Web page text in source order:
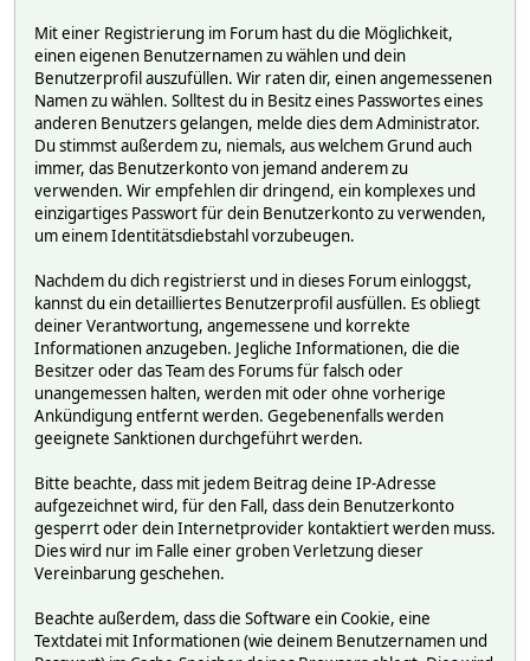
Mit einer Registrierung im Forum hast du die Möglichkeit,
einen eigenen Benutzernamen zu wählen und dein
Benutzerprofil auszufüllen. Wir raten dir, einen angemessenen
Namen zu wählen. Solltest du in Besitz eines Passwortes eines
anderen Benutzers gelangen, melde dies dem Administrator.
Du stimmst außerdem zu, niemals, aus welchem Grund auch
immer, das Benutzerkonto von jemand anderem zu
verwenden. Wir empfehlen dir dringend, ein komplexes und
einzigartiges Passwort für dein Benutzerkonto zu verwenden,
um einem Identitätsdiebstahl vorzubeugen.
Nachdem du dich registrierst und in dieses Forum einloggst,
kannst du ein detailliertes Benutzerprofil ausfüllen. Es obliegt
deiner Verantwortung, angemessene und korrekte
Informationen anzugeben. Jegliche Informationen, die die
Besitzer oder das Team des Forums für falsch oder
unangemessen halten, werden mit oder ohne vorherige
Ankündigung entfernt werden. Gegebenenfalls werden
geeignete Sanktionen durchgeführt werden.
Bitte beachte, dass mit jedem Beitrag deine IP-Adresse
aufgezeichnet wird, für den Fall, dass dein Benutzerkonto
gesperrt oder dein Internetprovider kontaktiert werden muss.
Dies wird nur im Falle einer groben Verletzung dieser
Vereinbarung geschehen.
Beachte außerdem, dass die Software ein Cookie, eine
Textdatei mit Informationen (wie deinem Benutzernamen und